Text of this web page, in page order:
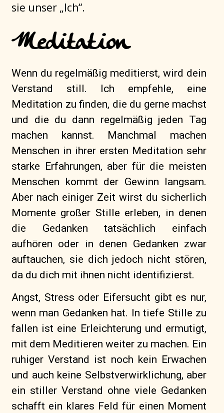
sie unser „Ich“.
Meditation
Wenn du regelmäßig meditierst, wird dein
Verstand still. Ich empfehle, eine
Meditation zu finden, die du gerne machst
und die du dann regelmäßig jeden Tag
machen kannst. Manchmal machen
Menschen in ihrer ersten Meditation sehr
starke Erfahrungen, aber für die meisten
Menschen kommt der Gewinn langsam.
Aber nach einiger Zeit wirst du sicherlich
Momente großer Stille erleben, in denen
die Gedanken tatsächlich einfach
aufhören oder in denen Gedanken zwar
auftauchen, sie dich jedoch nicht stören,
da du dich mit ihnen nicht identifizierst.
Angst, Stress oder Eifersucht gibt es nur,
wenn man Gedanken hat. In tiefe Stille zu
fallen ist eine Erleichterung und ermutigt,
mit dem Meditieren weiter zu machen. Ein
ruhiger Verstand ist noch kein Erwachen
und auch keine Selbstverwirklichung, aber
ein stiller Verstand ohne viele Gedanken
schafft ein klares Feld für einen Moment